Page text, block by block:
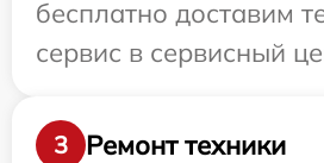
бесплатно доставим
сервис в сервисный
3
Ремонт техники